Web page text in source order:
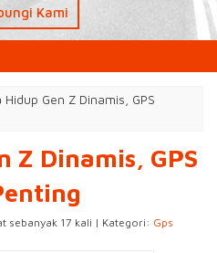
Kami
Hidup Gen Z Dinamis, GPS
Z Dinamis, GPS
sebanyak 17 kali | Kategori: Gps